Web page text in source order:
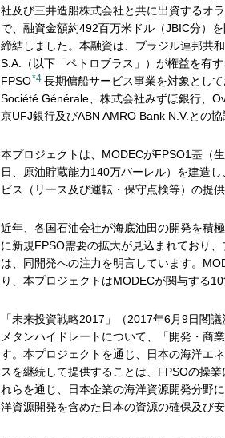
社及び三井造船株式会社と共に出資するオ
で、融資金額約492百万米ドル（JBIC分）
締結しました。本融資は、ブラジル連邦共
S.A.（以下「ペトロブラス」）が権益を有
FPSO*4 長期傭船サービス事業を対象とし
Société Générale、株式会社みずほ銀行、
京UFJ銀行及びABN AMRO Bank N.V.との
本プロジェクトは、MODECがFPSO1基（
日、原油貯蔵能力140万バーレル）を建造
ビス（リース及び運転・保守点検等）の提供
近年、各国石油会社が海底油田の開発を積
に新規FPSO需要の拡大が見込まれており
は、同開発への注力を明言しています。
り、本プロジェクトはMODECが関与する
「未来投資戦略2017」（2017年6月9日閣
メタンハイドレートについて、「開発・商
す。本プロジェクトを通じ、日本の海洋エ
スを継続して提供することは、FPSOの操
れらを通じ、日本企業の海洋資源開発分野
洋資源開発を含めた日本の資源の確保及び